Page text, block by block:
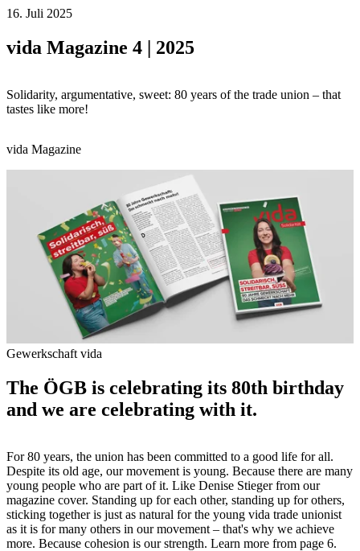
16. Juli 2025
vida Magazine 4 | 2025
Solidarity, argumentative, sweet: 80 years of the trade union – that
tastes like more!
vida Magazine
Gewerkschaft vida
The ÖGB is celebrating its 80th birthday
and we are celebrating with it.
For 80 years, the union has been committed to a good life for all.
Despite its old age, our movement is young. Because there are many
young people who are part of it. Like Denise Stieger from our
magazine cover. Standing up for each other, standing up for others,
sticking together is just as natural for the young vida trade unionist
as it is for many others in our movement – that's why we achieve
more. Because cohesion is our strength. Learn more from page 6.